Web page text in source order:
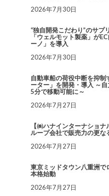
2026年7月30日
“独自開発こだわり”のサプ
「ウェルモット製薬」が
ーノ」を導入
2026年7月30日
自動車船の荷役中断を抑制
ーター」を開発・導入 ～
5分で移動可能に～
2026年7月27日
【㈱ハナインターナショ
ループ会社で販売力の更な
2026年7月27日
東京ミッドタウン八重洲で
本格始動
2026年7月27日